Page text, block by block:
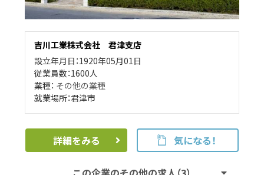
吉川工業株式会社 君津支店
設立年月日：1920年05月01日
従業員数：1600人
業種： その他の業種
就業場所：君津市
詳細をみる 気になる！